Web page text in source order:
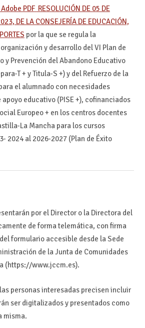
RESOLUCIÓN DE 05 DE
DE LA CONSEJERÍA DE EDUCACIÓN,
por la que se regula la
y desarrollo del VI Plan de
y Prevención del Abandono Educativo
T + y Titula-S +) y del Refuerzo de la
el alumnado con necesidades
educativo (PISE +), cofinanciados
Europeo + en los centros docentes
La Mancha para los cursos
2024 al 2026-2027 (Plan de Éxito
por el Director o la Directora del
de forma telemática, con firma
formulario accesible desde la Sede
de la Junta de Comunidades
(https://www.jccm.es).
personas interesadas precisen incluir
ser digitalizados y presentados como
misma.